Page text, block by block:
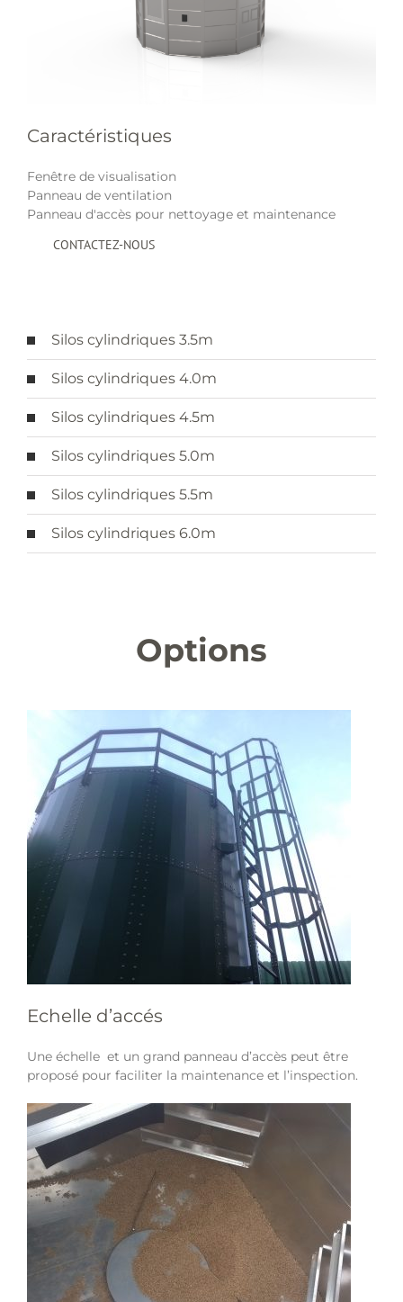
Caractéristiques
Fenêtre de visualisation
Panneau de ventilation
Panneau d'accès pour nettoyage et maintenance
CONTACTEZ-NOUS
Silos cylindriques 3.5m
Silos cylindriques 4.0m
Silos cylindriques 4.5m
Silos cylindriques 5.0m
Silos cylindriques 5.5m
Silos cylindriques 6.0m
Options
Echelle d’accés
Une échelle et un grand panneau d’accès peut être
proposé pour faciliter la maintenance et l’inspection.